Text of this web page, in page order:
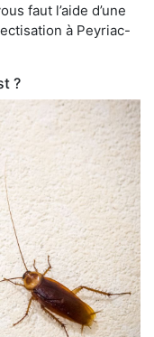
faut l’aide d’une
à Peyriac-
?